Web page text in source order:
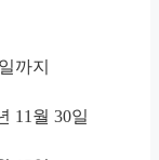
까지
11월 30일